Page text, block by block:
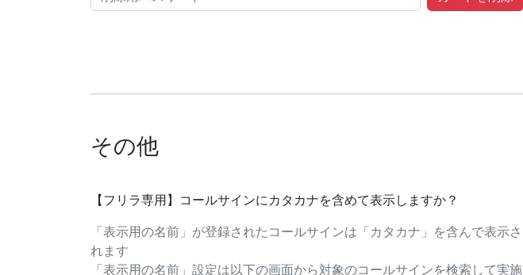
その他
【フリラ専用】コールサインにカタカナを含めて表示しますか？
「表示用の名前」が登録されたコールサインは「カタカナ」を含んで表示さ
れます
「表示用の名前」設定は以下の画面から対象のコールサインを検索して実施